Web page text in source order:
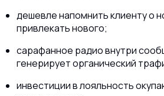
дешевле напомнить клиенту о
привлекать нового;
сарафанное радио внутри
генерирует органический
инвестиции в лояльность